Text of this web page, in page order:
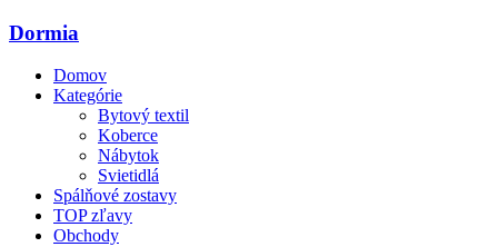
Dormia
Domov
Kategórie
Bytový textil
Koberce
Nábytok
Svietidlá
Spálňové zostavy
TOP zľavy
Obchody